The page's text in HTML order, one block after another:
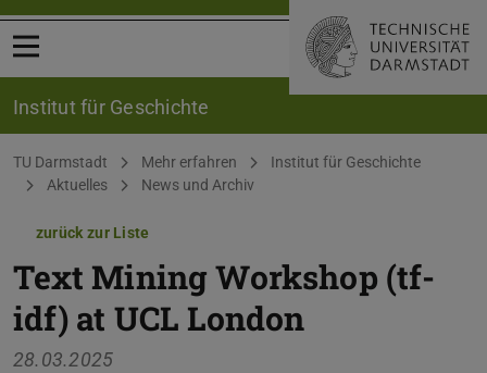
Menü öffnen
Institut für Geschichte
Sie befinden sich hier:
TU Darmstadt Mehr erfahren
Institut für Geschichte
Aktuelles
News und Archiv
zurück zur Liste
Text Mining Workshop (tf-
idf) at UCL London
28.03.2025